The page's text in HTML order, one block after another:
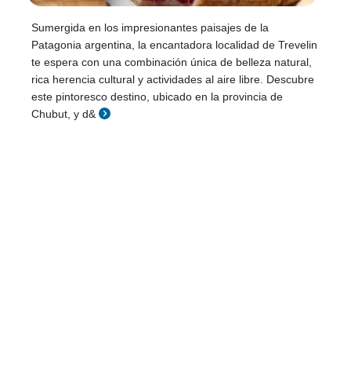
Sumergida en los impresionantes paisajes de la
Patagonia argentina, la encantadora localidad de Trevelin
te espera con una combinación única de belleza natural,
rica herencia cultural y actividades al aire libre. Descubre
este pintoresco destino, ubicado en la provincia de
Chubut, y d&